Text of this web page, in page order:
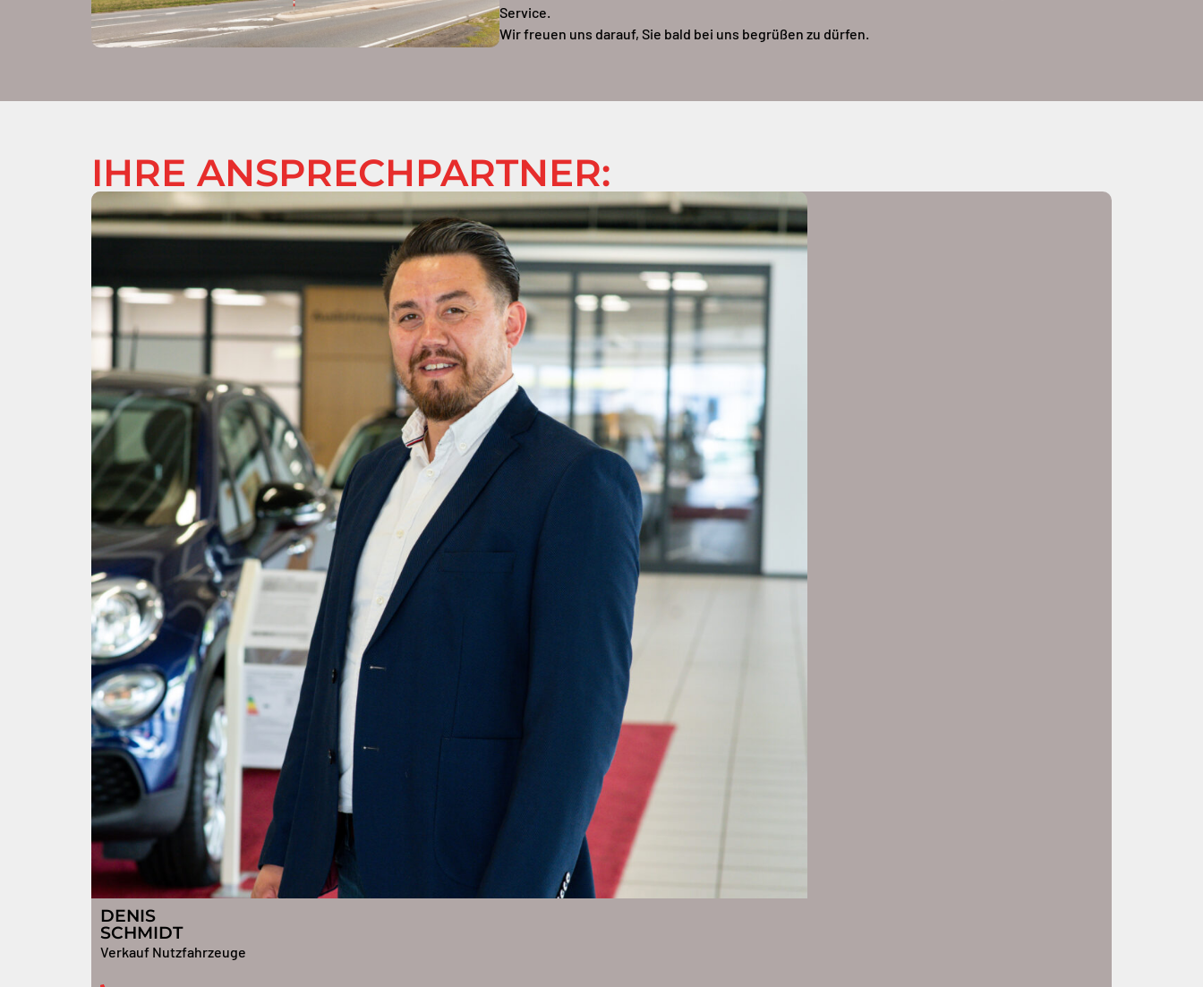
Service.
Wir freuen uns darauf, Sie bald bei uns begrüßen zu dürfen.
IHRE ANSPRECHPARTNER:
DENIS
SCHMIDT
Verkauf Nutzfahrzeuge